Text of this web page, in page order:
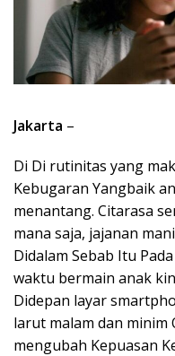
Jakarta –
Di Di rutinitas yang
Kebugaran Yangbaik
menantang. Citarasa
mana saja, jajanan
Didalam Sebab Itu
waktu bermain anak
Didepan layar
larut malam dan minim
mengubah Kepuasan